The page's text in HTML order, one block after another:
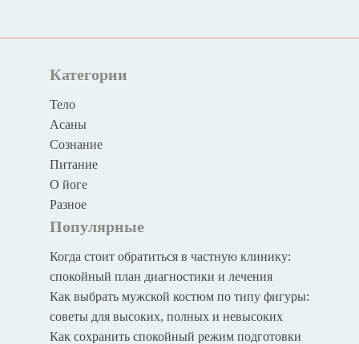
Категории
Тело
Асаны
Сознание
Питание
О йоге
Разное
Популярные
Когда стоит обратиться в частную клинику:
спокойный план диагностики и лечения
Как выбрать мужской костюм по типу фигуры:
советы для высоких, полных и невысоких
Как сохранить спокойный режим подготовки